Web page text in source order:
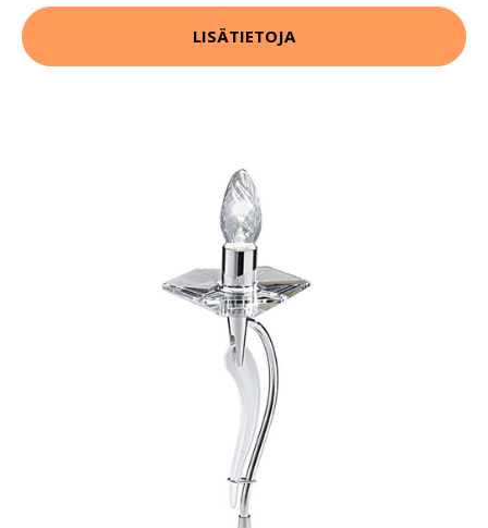
LISÄTIETOJA